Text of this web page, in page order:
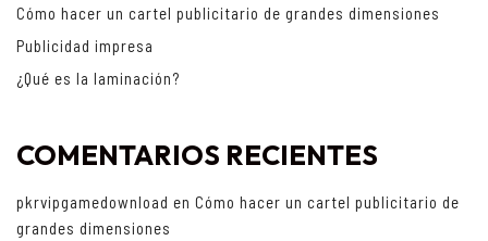
Cómo hacer un cartel publicitario de grandes dimensiones
Publicidad impresa
¿Qué es la laminación?
COMENTARIOS RECIENTES
pkrvipgamedownload en Cómo hacer un cartel publicitario de
grandes dimensiones